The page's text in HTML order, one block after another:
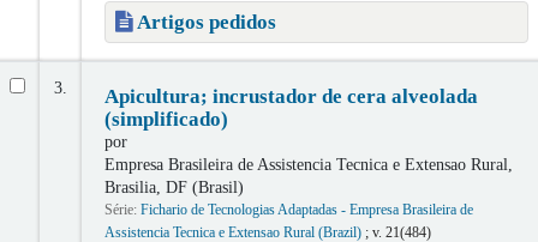
Artigos pedidos
3.
Apicultura; incrustador de cera alveolada
(simplificado)
por
Empresa Brasileira de Assistencia Tecnica e Extensao Rural,
Brasilia, DF (Brasil)
Série: Fichario de Tecnologias Adaptadas - Empresa Brasileira de
Assistencia Tecnica e Extensao Rural (Brazil); v. 21(484)